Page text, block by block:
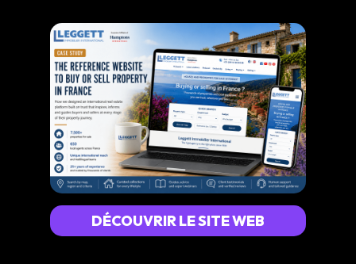
DÉCOUVRIR LE SITE WEB